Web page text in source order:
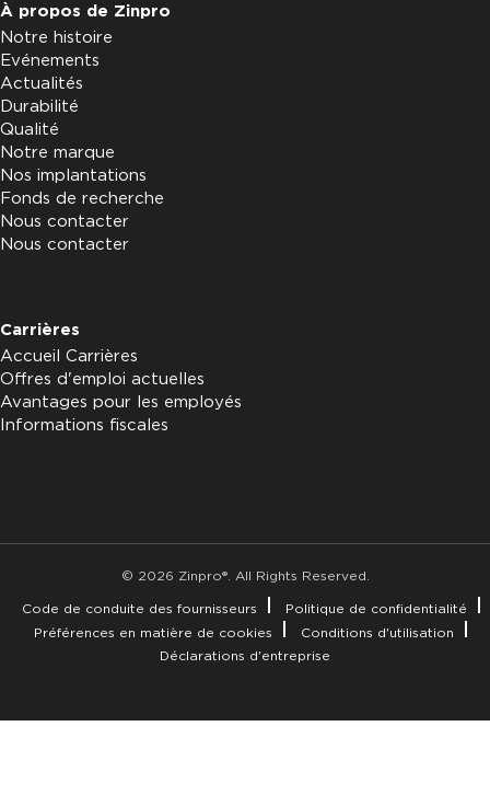
À propos de Zinpro
Notre histoire
Evénements
Actualités
Durabilité
Qualité
Notre marque
Nos implantations
Fonds de recherche
Nous contacter
Nous contacter
Carrières
Accueil Carrières
Offres d'emploi actuelles
Avantages pour les employés
Informations fiscales
© 2026 Zinpro®. All Rights Reserved.
Code de conduite des fournisseurs
Politique de confidentialité
Préférences en matière de cookies
Conditions d'utilisation
Déclarations d'entreprise